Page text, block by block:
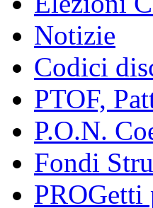
Notizie
Codici
PTOF,
P.O.N.
Fondi
PROGetti